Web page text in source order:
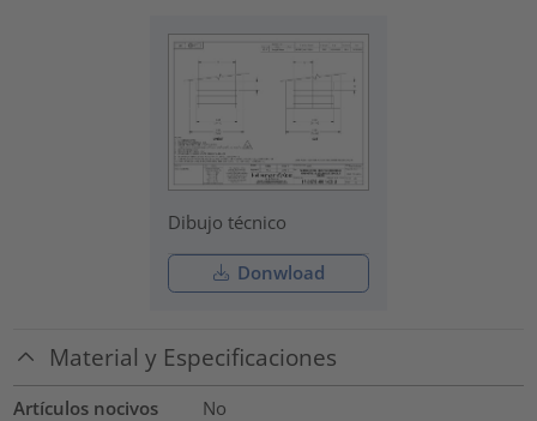
Dibujo técnico
Donwload
Material y Especificaciones
Artículos nocivos
No